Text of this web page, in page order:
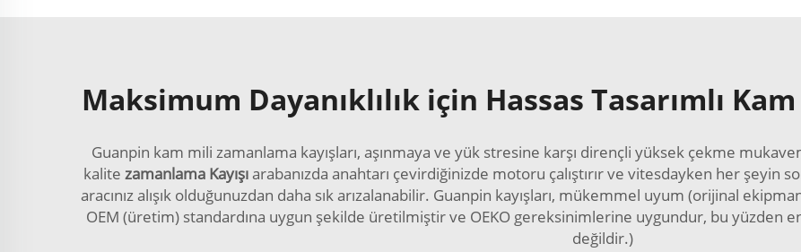
Maksimum Dayanıklılık için Hassas Tasarımlı
Guanpin kam mili zamanlama kayışları, aşınmaya ve yük stresine karşı dirençli yüksek çekme
kalite zamanlama Kayışıarabanızda anahtarı çevirdiğinizde motoru çalıştırır ve vitesdayken her şeyin
aracınız alışık olduğunuzdan daha sık arızalanabilir. Guanpin kayışları, mükemmel uyum (orijinal
OEM (üretim) standardına uygun şekilde üretilmiştir ve OEKO gereksinimlerine uygundur, bu yüzden
değildir.)